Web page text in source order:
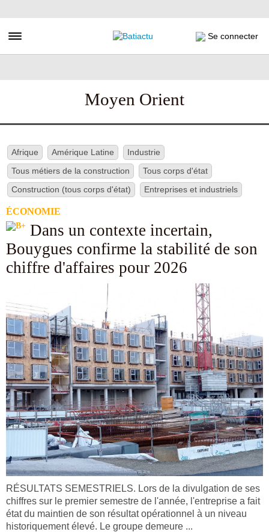
au
principal
Toggle navigation Se connecter
Moyen Orient
Afrique Amérique Latine
Industrie
Tous métiers de la construction
Tous corps d'état
Construction (tous corps d'état)
Entreprises et industriels
ÉCONOMIE
Dans un contexte incertain,
Bouygues confirme la stabilité de son
chiffre d'affaires pour 2026
RÉSULTATS SEMESTRIELS. Lors de la divulgation de ses
chiffres sur le premier semestre de l'année, l'entreprise a fait
état du maintien de son résultat opérationnel à un niveau
historiquement élevé. Le groupe demeure ...